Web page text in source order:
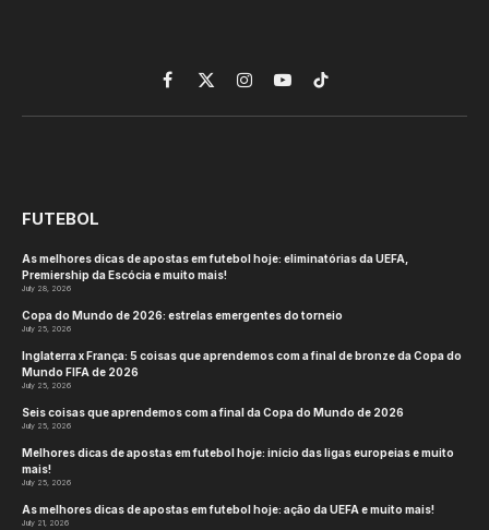
Facebook
X
(Twitter)
InstagramYouTubeTikTok
FUTEBOL
As melhores dicas de apostas em futebol hoje: eliminatórias da UEFA,
Premiership da Escócia e muito mais!
July 28, 2026
Copa do Mundo de 2026: estrelas emergentes do torneio
July 25, 2026
Inglaterra x França: 5 coisas que aprendemos com a final de bronze da Copa do
Mundo FIFA de 2026
July 25, 2026
Seis coisas que aprendemos com a final da Copa do Mundo de 2026
July 25, 2026
Melhores dicas de apostas em futebol hoje: início das ligas europeias e muito
mais!
July 25, 2026
As melhores dicas de apostas em futebol hoje: ação da UEFA e muito mais!
July 21, 2026